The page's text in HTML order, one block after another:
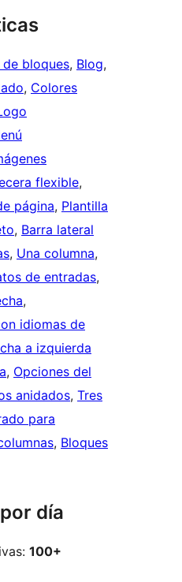
bloques, Blog
, Colores
flexible
página, Plantilla
, Barra lateral
, Una columna
de entradas
idiomas de
a izquierda
, Opciones del
anidados, Tres
para
, Bloques
día
100+